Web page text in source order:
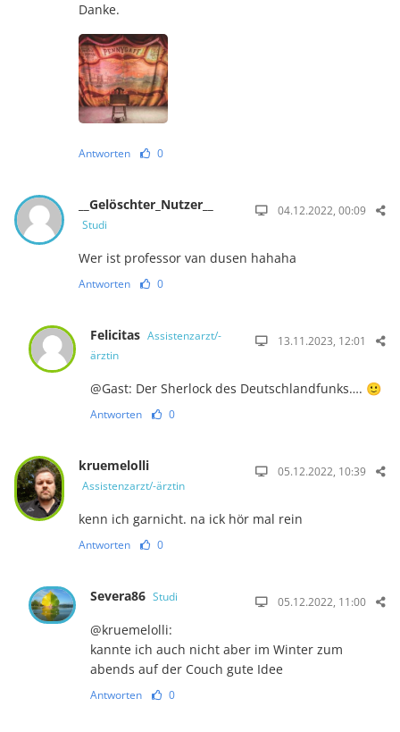
Danke.
Antworten 0
__Gelöschter_Nutzer__
Studi
04.12.2022, 00:09
Wer ist professor van dusen hahaha
Antworten 0
Felicitas Assistenzarzt/-
ärztin
13.11.2023, 12:01
@Gast: Der Sherlock des Deutschlandfunks…. 🙂
Antworten 0
kruemelolli
Assistenzarzt/-ärztin
05.12.2022, 10:39
kenn ich garnicht. na ick hör mal rein
Antworten 0
Severa86 Studi 05.12.2022, 11:00
@kruemelolli:
kannte ich auch nicht aber im Winter zum
abends auf der Couch gute Idee
Antworten 0